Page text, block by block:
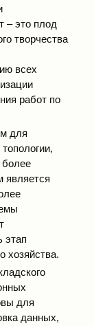
– это плод
творчества
всех
работ по
для
более
является
этап
хозяйства.
для
данных,